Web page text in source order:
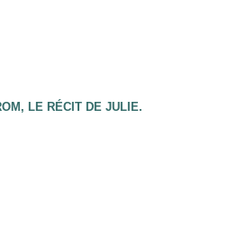
LE RÉCIT DE JULIE.